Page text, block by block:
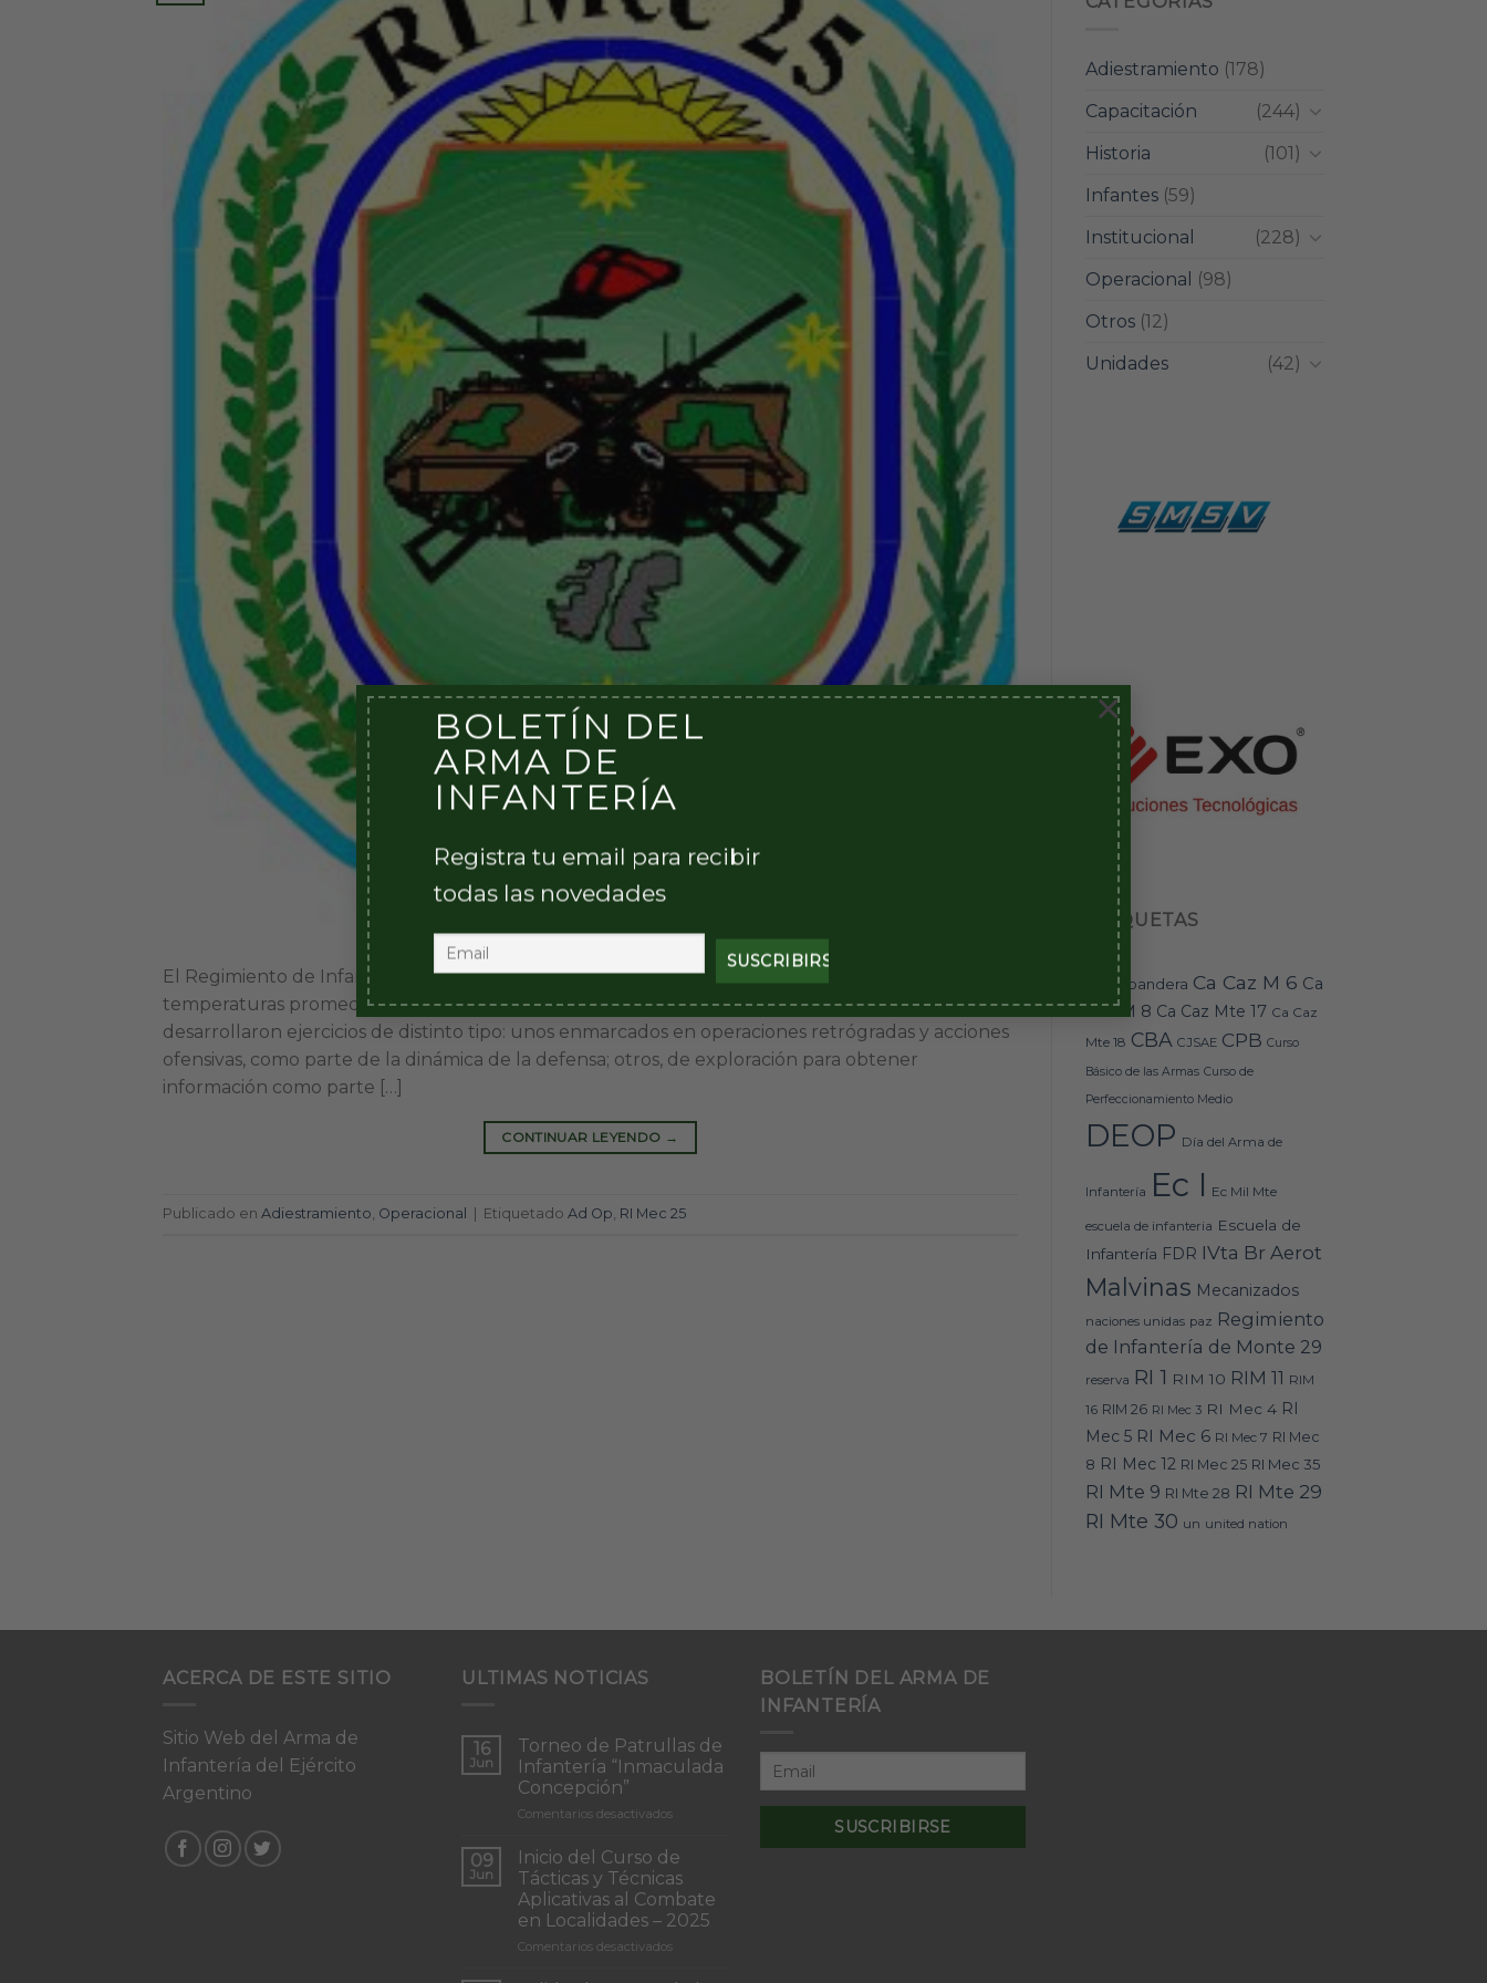
BOLETÍN DEL
ARMA DE
INFANTERÍA
Registra tu email para recibir
todas las novedades
×
El Regimiento de Infantería Mecanizado 25 realizó ejercicios de instrucción de nivel Sección. Con
temperaturas promedio de 2° C, en el ambiente geográfico particular patagónico, se
desarrollaron ejercicios de distinto tipo: unos enmarcados en operaciones retrógradas y acciones
ofensivas, como parte de la dinámica de la defensa; otros, de exploración para obtener
información como parte […]
CONTINUAR LEYENDO →
Publicado en Adiestramiento Operacional Etiquetado Ad Op RI Mec 25
Adiestramiento (178)
Capacitación
(244)
Historia
(101)
Infantes(59)
Institucional
(228)
Operacional
(98)
Otros(12)
Unidades
(42)
ETIQUETAS
BAI-11 bandera Ca Caz M 6 Ca
Caz M 8 Ca Caz Mte 17 Ca Caz
Mte 18 CBA CJSAE CPB Curso
Básico de las Armas Curso de
Perfeccionamiento Medio
DEOP Día del Arma de
Infantería Ec I Ec Mil Mte
escuela de infanteria Escuela de
Infantería FDR IVta Br Aerot
Malvinas Mecanizados
naciones unidas paz Regimiento
de Infantería de Monte 29
reserva RI 1 RIM 10 RIM 11 RIM
16 RIM 26 RI Mec 3 RI Mec 4 RI
Mec 5 RI Mec 6 RI Mec 7 RI Mec
8 RI Mec 12 RI Mec 25 RI Mec 35
RI Mte 9 RI Mte 28 RI Mte 29
RI Mte 30 un united nation
ACERCA DE ESTE SITIO
Sitio Web del Arma de
Infantería del Ejército
Argentino
ULTIMAS NOTICIAS
16
Jun
Torneo de Patrullas de
Infantería “Inmaculada
Concepción”
Comentarios desactivadosen
de
de
Infantería
“Inmaculada
09
Jun
Inicio del Curso de
Tácticas y Técnicas
Aplicativas al Combate
en Localidades – 2025
Comentarios desactivadosen
BOLETÍN DEL ARMA DE
INFANTERÍA